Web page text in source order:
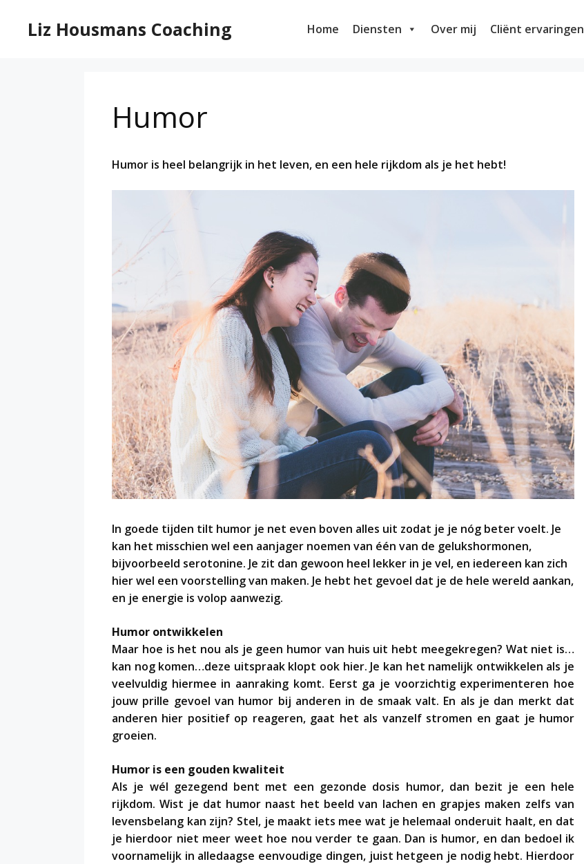
Liz Housmans Coaching Home Diensten Over mij Cliënt ervaringen
Humor
Humor is heel belangrijk in het leven, en een hele rijkdom als je het hebt!
In goede tijden tilt humor je net even boven alles uit zodat je je nóg beter voelt. Je
kan het misschien wel een aanjager noemen van één van de gelukshormonen,
bijvoorbeeld serotonine. Je zit dan gewoon heel lekker in je vel, en iedereen kan zich
hier wel een voorstelling van maken. Je hebt het gevoel dat je de hele wereld aankan,
en je energie is volop aanwezig.
Humor ontwikkelen
Maar hoe is het nou als je geen humor van huis uit hebt meegekregen? Wat niet is…
kan nog komen…deze uitspraak klopt ook hier. Je kan het namelijk ontwikkelen als je
veelvuldig hiermee in aanraking komt. Eerst ga je voorzichtig experimenteren hoe
jouw prille gevoel van humor bij anderen in de smaak valt. En als je dan merkt dat
anderen hier positief op reageren, gaat het als vanzelf stromen en gaat je humor
groeien.
Humor is een gouden kwaliteit
Als je wél gezegend bent met een gezonde dosis humor, dan bezit je een hele
rijkdom. Wist je dat humor naast het beeld van lachen en grapjes maken zelfs van
levensbelang kan zijn? Stel, je maakt iets mee wat je helemaal onderuit haalt, en dat
je hierdoor niet meer weet hoe nou verder te gaan. Dan is humor, en dan bedoel ik
voornamelijk in alledaagse eenvoudige dingen, juist hetgeen je nodig hebt. Hierdoor